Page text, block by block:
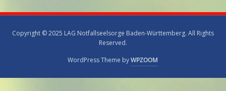
Copyright © 2025 LAG Notfallseelsorge Baden-Württemberg. All Rights
Reserved.
WordPress Theme byWPZOOM